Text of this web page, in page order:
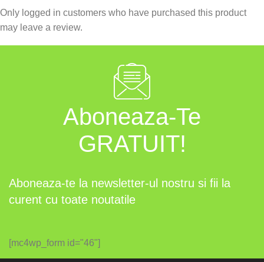
Only logged in customers who have purchased this product
may leave a review.
Aboneaza-Te
GRATUIT!
Aboneaza-te la newsletter-ul nostru si fii la
curent cu toate noutatile
[mc4wp_form id="46"]